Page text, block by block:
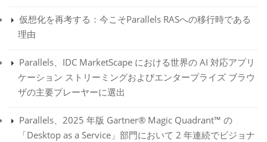
仮想化を再考する：今こそParallels RASへの移行時である
理由
Parallels、IDC MarketScape における世界の AI 対応アプリ
ケーション ストリーミングおよびエンタープライズ ブラウ
ザの主要プレーヤーに選出
Parallels、2025 年版 Gartner® Magic Quadrant™ の
「Desktop as a Service」部門において 2 年連続でビジョナ